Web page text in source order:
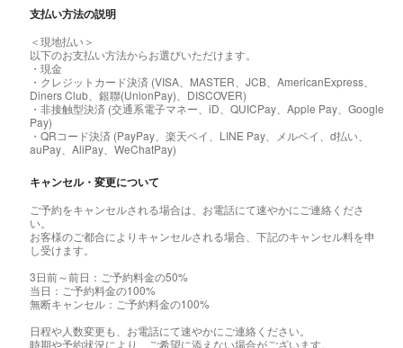
支払い方法の説明
＜現地払い＞
以下のお支払い方法からお選びいただけます。
・現金
・クレジットカード決済 (VISA、MASTER、JCB、AmericanExpress、
Diners Club、銀聯(UnionPay)、DISCOVER)
・非接触型決済 (交通系電子マネー、iD、QUICPay、Apple Pay、Google
Pay)
・QRコード決済 (PayPay、楽天ペイ、LINE Pay、メルペイ、d払い、
auPay、AliPay、WeChatPay)
キャンセル・変更について
ご予約をキャンセルされる場合は、お電話にて速やかにご連絡くださ
い。
お客様のご都合によりキャンセルされる場合、下記のキャンセル料を申
し受けます。
3日前～前日：ご予約料金の50%
当日：ご予約料金の100%
無断キャンセル：ご予約料金の100%
日程や人数変更も、お電話にて速やかにご連絡ください。
時期や予約状況により、ご希望に添えない場合がございます。